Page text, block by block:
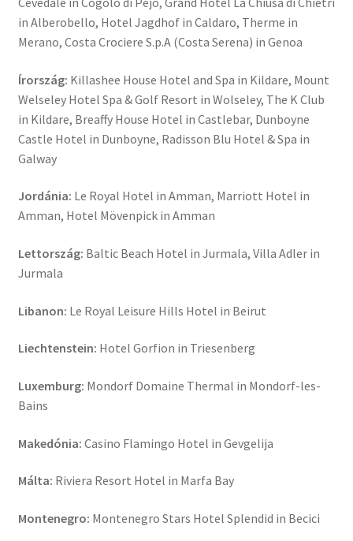
in Alberobello, Hotel Jagdhof in Caldaro, Therme in
Merano, Costa Crociere S.p.A (Costa Serena) in Genoa
Írország: Killashee House Hotel and Spa in Kildare, Mount
Welseley Hotel Spa & Golf Resort in Wolseley, The K Club
in Kildare, Breaffy House Hotel in Castlebar, Dunboyne
Castle Hotel in Dunboyne, Radisson Blu Hotel & Spa in
Galway
Jordánia: Le Royal Hotel in Amman, Marriott Hotel in
Amman, Hotel Mövenpick in Amman
Lettország: Baltic Beach Hotel in Jurmala, Villa Adler in
Jurmala
Libanon: Le Royal Leisure Hills Hotel in Beirut
Liechtenstein: Hotel Gorfion in Triesenberg
Luxemburg: Mondorf Domaine Thermal in Mondorf-les-
Bains
Makedónia: Casino Flamingo Hotel in Gevgelija
Málta: Riviera Resort Hotel in Marfa Bay
Montenegro: Montenegro Stars Hotel Splendid in Becici